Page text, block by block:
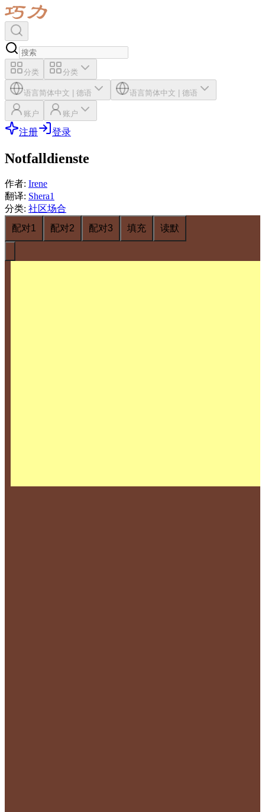
分类 分类
语言简体中文 | 德语 语言简体中文 | 德语
账户 账户
注册 登录
Notfalldienste
作者: Irene
翻译: Shera1
分类: 社区场合
配对1
配对2 配对3 填充 读默